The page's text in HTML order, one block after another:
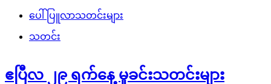
ပေါ်ပြူလာသတင်းများ
သတင်း
ဧပြီလ ၂၉ ရက်နေ့ မှုခင်းသတင်းများ